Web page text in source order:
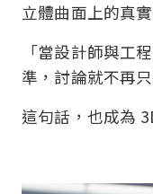
立體曲面上的真
「當設計師與工
準，討論就不再只
這句話，也成為